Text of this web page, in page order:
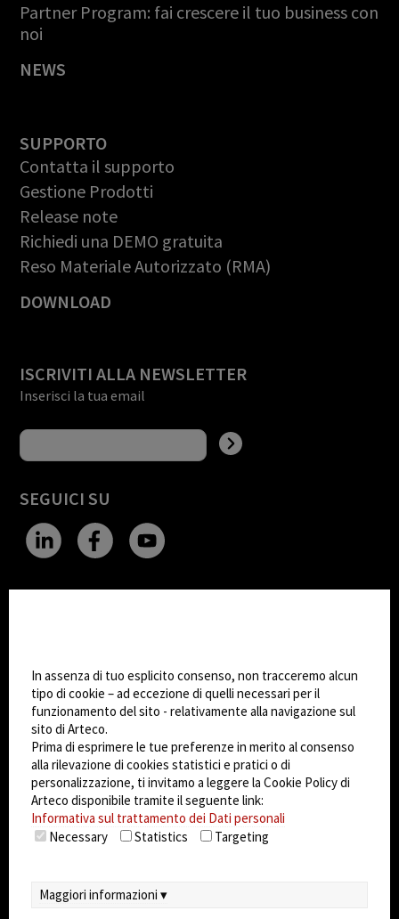
Partner Program: fai crescere il tuo business con
noi
NEWS
SUPPORTO
Contatta il supporto
Gestione Prodotti
Release note
Richiedi una DEMO gratuita
Reso Materiale Autorizzato (RMA)
DOWNLOAD
ISCRIVITI ALLA NEWSLETTER
Inserisci la tua email
SEGUICI SU
Dark Mode
© 2026Arteco srl - Società soggetta a direzione
e coordinamento di KRENOVA SRL (Società a
socio unico)
Partita IVA: 02814270399 - Sede Legale: Via Pana
180, 48018 Faenza (RA) Italy - REA: RA - 261533 -
Capitale sociale sottoscritto: €100.000,00
privacy-cookie policy- EULA/DPA
In assenza di tuo esplicito consenso, non tracceremo alcun
tipo di cookie – ad eccezione di quelli necessari per il
funzionamento del sito - relativamente alla navigazione sul
sito di Arteco.
Prima di esprimere le tue preferenze in merito al consenso
alla rilevazione di cookies statistici e pratici o di
personalizzazione, ti invitamo a leggere la Cookie Policy di
Arteco disponibile tramite il seguente link:
Informativa sul trattamento dei Dati personali
Necessary
Statistics Targeting
Maggiori informazioni ▾